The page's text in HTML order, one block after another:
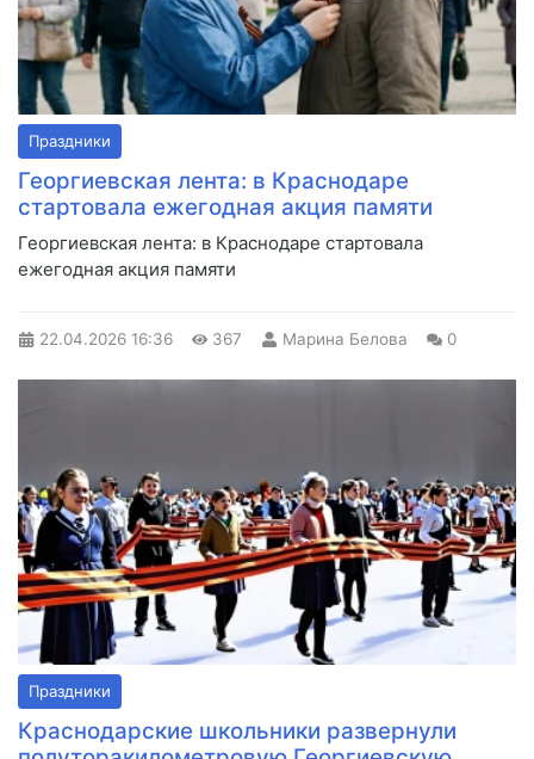
Праздники
Георгиевская лента: в Краснодаре
стартовала ежегодная акция памяти
Георгиевская лента: в Краснодаре стартовала
ежегодная акция памяти
22.04.2026 16:36 367 Марина Белова 0
Праздники
Краснодарские школьники развернули